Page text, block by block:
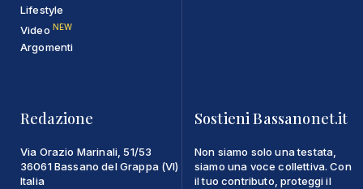
Lifestyle
Video NEW
Argomenti
Redazione
Via Orazio Marinali, 51/53
36061 Bassano del Grappa (VI)
Italia
Sostieni Bassanonet.it
Non siamo solo una testata,
siamo una voce collettiva. Con
il tuo contributo, proteggi il